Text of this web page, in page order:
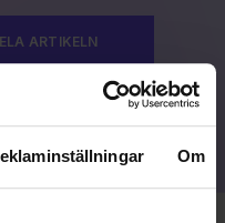
Om
ARTIKELN